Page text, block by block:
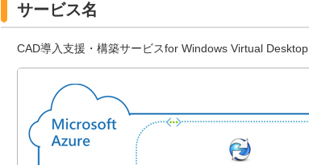
サービス名
CAD導入支援・構築サービスfor Windows Virtual Desktop